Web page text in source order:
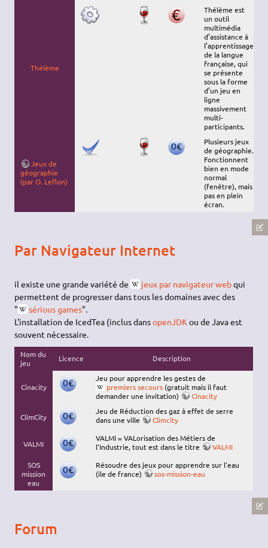
Thélème
Thélème est
un outil
multimédia
d’assistance à
l’apprentissage
de la langue
française, qui
se présente
sous la forme
d’un jeu en
ligne
massivement
multi-
participants.
Jeux de
géographie
(par O. Leflon)
Plusieurs jeux
de géographie.
Fonctionnent
bien en mode
normal
(fenêtre), mais
pas en plein
écran.
Par Navigateur Internet
il existe une grande variété de jeux par navigateur webqui
permettent de progresser dans tous les domaines avec des
"
sérious games".
L'installation de IcedTea (inclus dansopenJDK ou de Java est
souvent nécessaire.
Nom du
jeu
Licence Description
Cinacity
Jeu pour apprendre les gestes de
premiers secours (gratuit mais il faut
demander une invitation)
Cinacity
ClimCity
Jeu de Réduction des gaz à effet de serre
dans une ville
Climcity
VALMI
VALMI = VALorisation des Métiers de
l'Industrie, tout est dans le titre
VALMI
SOS
mission
eau
Résoudre des jeux pour apprendre sur l'eau
(ile de france)
sos-mission-eau
Forum